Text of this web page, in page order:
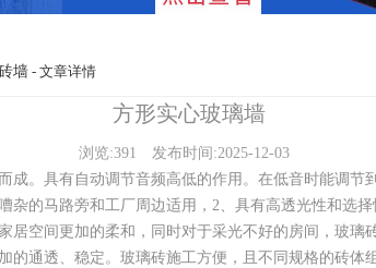
墙 - 文章详情
方形实心玻璃墙
浏览:391
发布时间:2025-12-03
成。具有自动调节音频高低的作用。在低音时能调节
杂的马路旁和工厂周边适用，2、具有高透光性和选
居空间更加的柔和，同时对于采光不好的房间，玻璃
的通透、稳定。玻璃砖施工方便，且不同规格的砖体